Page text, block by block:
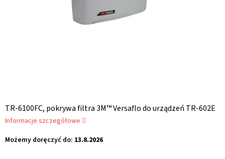
Możemy doręczyć do: 13.8.2026
TR-6100FC, pokrywa filtra 3M™ Versaflo do urządzeń TR-602E
Informacje szczegółowe